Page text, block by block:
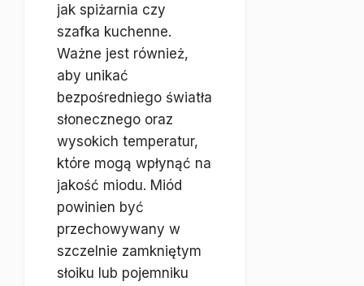
jak spiżarnia czy
szafka kuchenne.
Ważne jest również,
aby unikać
bezpośredniego światła
słonecznego oraz
wysokich temperatur,
które mogą wpłynąć na
jakość miodu. Miód
powinien być
przechowywany w
szczelnie zamkniętym
słoiku lub pojemniku